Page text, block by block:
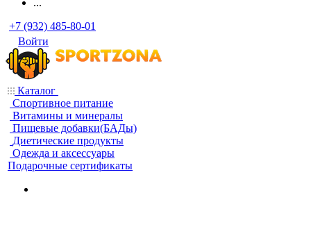
...
+7 (932) 485-80-01
Войти
Каталог
Спортивное питание
Витамины и минералы
Пищевые добавки(БАДы)
Диетические продукты
Одежда и аксессуары
Подарочные сертификаты